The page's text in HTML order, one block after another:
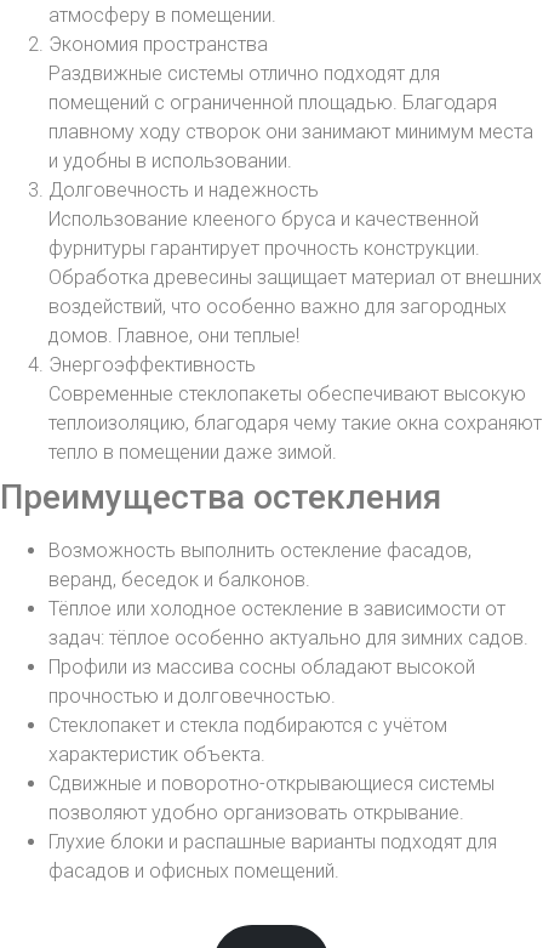
атмосферу в помещении.
Экономия пространства
Раздвижные системы отлично подходят для
помещений с ограниченной площадью. Благодаря
плавному ходу створок они занимают минимум места
и удобны в использовании.
Долговечность и надежность
Использование клееного бруса и качественной
фурнитуры гарантирует прочность конструкции.
Обработка древесины защищает материал от внешних
воздействий, что особенно важно для загородных
домов. Главное, они теплые!
Энергоэффективность
Современные стеклопакеты обеспечивают высокую
теплоизоляцию, благодаря чему такие окна сохраняют
тепло в помещении даже зимой.
Преимущества остекления
Возможность выполнить остекление фасадов,
веранд, беседок и балконов.
Тёплое или холодное остекление в зависимости от
задач: тёплое особенно актуально для зимних садов.
Профили из массива сосны обладают высокой
прочностью и долговечностью.
Стеклопакет и стекла подбираются с учётом
характеристик объекта.
Сдвижные и поворотно-открывающиеся системы
позволяют удобно организовать открывание.
Глухие блоки и распашные варианты подходят для
фасадов и офисных помещений.